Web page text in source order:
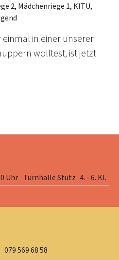
2, Mädchenriege 1, KITU,
in einer unserer
wolltest, ist jetzt
Uhr Turnhalle Stutz 4. - 6. Kl.
079 569 68 58